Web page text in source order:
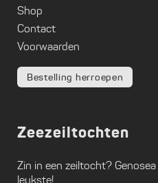
Shop
Contact
Voorwaarden
Bestelling herroepen
Zeezeiltochten
Zin in een zeiltocht? Genosea
leukste!